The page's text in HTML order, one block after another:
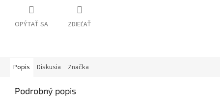
OPÝTAŤ SA ZDIEĽAŤ
Popis Diskusia Značka
Podrobný popis